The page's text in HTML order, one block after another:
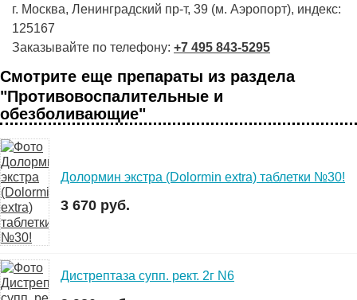
г. Москва, Ленинградский пр-т, 39 (м. Аэропорт), индекс:
125167
Заказывайте по телефону: +7 495 843-5295
Смотрите еще препараты из раздела
"Противовоспалительные и
обезболивающие"
Долормин экстра (Dolormin extra) таблетки №30!
3 670 руб.
Дистрептаза супп. рект. 2г N6